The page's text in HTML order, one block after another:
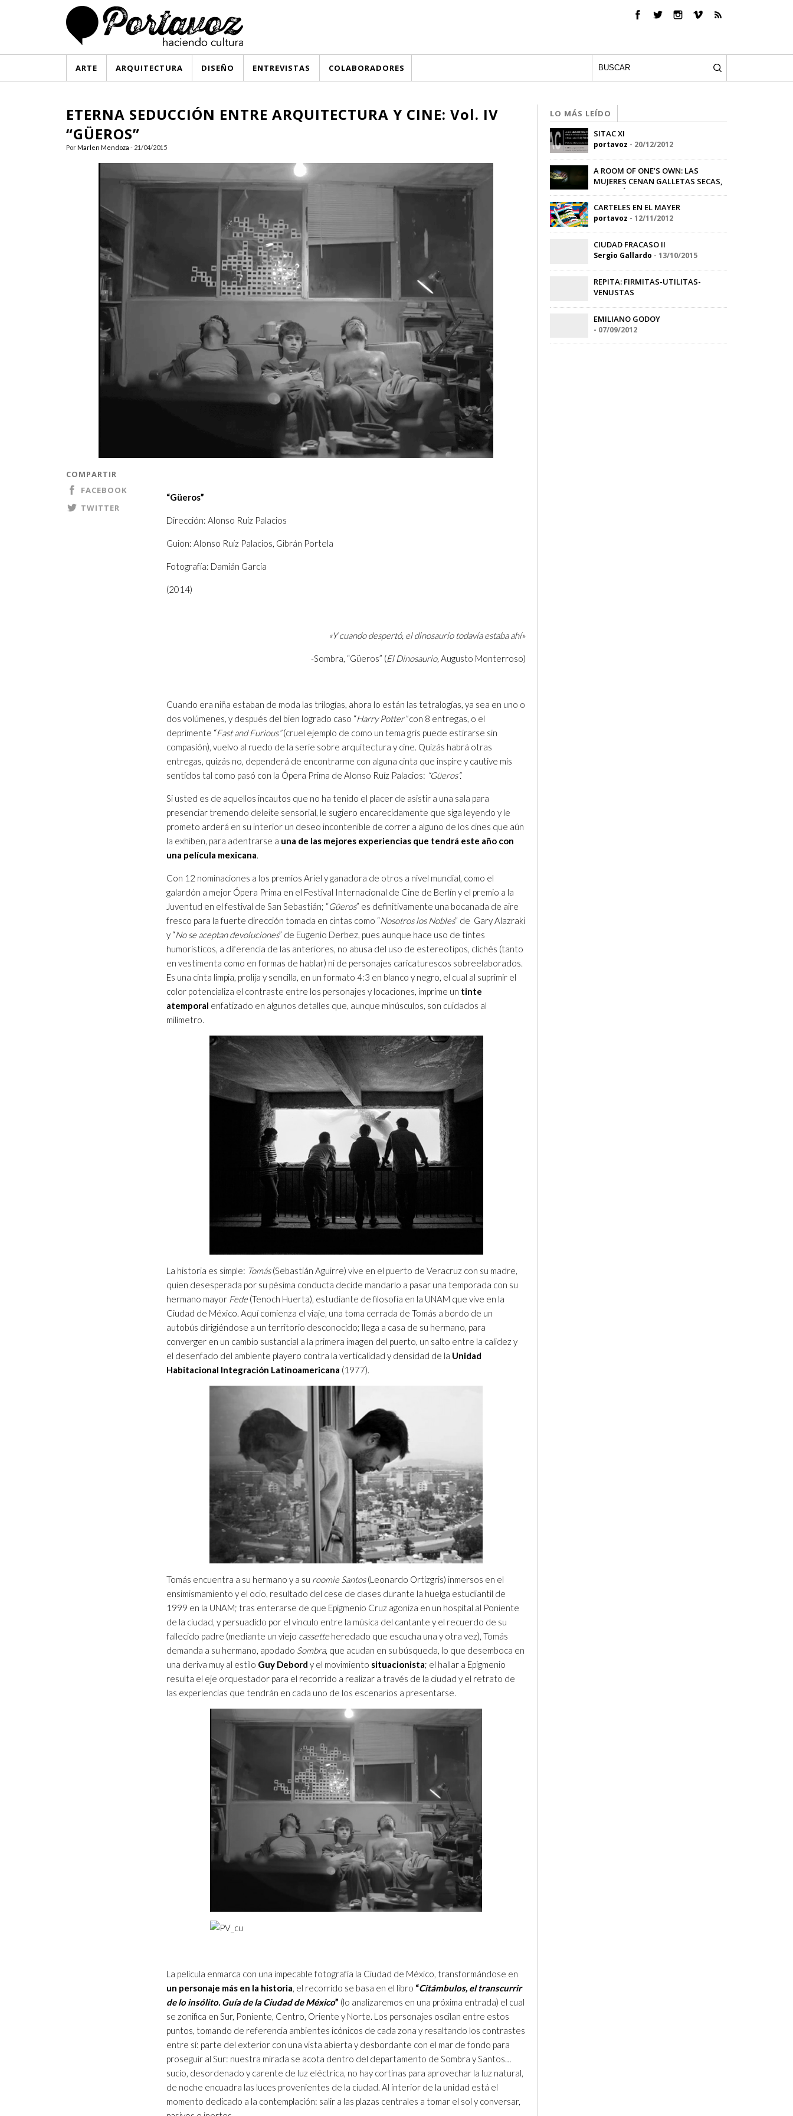
ARTE ARQUITECTURA DISEÑO ENTREVISTAS COLABORADORES
ETERNA SEDUCCIÓN ENTRE ARQUITECTURA Y CINE: Vol. IV
“GÜEROS”
PorMarlen Mendoza - 21/04/2015
COMPARTIR
FACEBOOK
TWITTER
“Güeros”
Dirección: Alonso Ruíz Palacios
Guion: Alonso Ruíz Palacios, Gibrán Portela
Fotografía: Damián García
(2014)
«Y cuando despertó, el dinosaurio todavía estaba ahí»
-Sombra, “Güeros” (El Dinosaurio, Augusto Monterroso)
Cuando era niña estaban de moda las trilogías, ahora lo están las tetralogías, ya sea en uno o
dos volúmenes, y después del bien logrado caso “Harry Potter”con 8 entregas, o el
deprimente “Fast and Furious”(cruel ejemplo de como un tema gris puede estirarse sin
compasión), vuelvo al ruedo de la serie sobre arquitectura y cine. Quizás habrá otras
entregas, quizás no, dependerá de encontrarme con alguna cinta que inspire y cautive mis
sentidos tal como pasó con la Ópera Prima de Alonso Ruíz Palacios: “Güeros”.
Si usted es de aquellos incautos que no ha tenido el placer de asistir a una sala para
presenciar tremendo deleite sensorial, le sugiero encarecidamente que siga leyendo y le
prometo arderá en su interior un deseo incontenible de correr a alguno de los cines que aún
la exhiben, para adentrarse a una de las mejores experiencias que tendrá este año con
una película mexicana.
Con 12 nominaciones a los premios Ariel y ganadora de otros a nivel mundial, como el
galardón a mejor Ópera Prima en el Festival Internacional de Cine de Berlín y el premio a la
Juventud en el festival de San Sebastián; “Güeros” es definitivamente una bocanada de aire
fresco para la fuerte dirección tomada en cintas como “Nosotros los Nobles” de Gary Alazraki
y “No se aceptan devoluciones” de Eugenio Derbez, pues aunque hace uso de tintes
humorísticos, a diferencia de las anteriores, no abusa del uso de estereotipos, clichés (tanto
en vestimenta como en formas de hablar) ni de personajes caricaturescos sobreelaborados.
Es una cinta limpia, prolija y sencilla, en un formato 4:3 en blanco y negro, el cual al suprimir el
color potencializa el contraste entre los personajes y locaciones, imprime un tinte
atemporal enfatizado en algunos detalles que, aunque minúsculos, son cuidados al
milímetro.
La historia es simple: Tomás(Sebastián Aguirre) vive en el puerto de Veracruz con su madre,
quien desesperada por su pésima conducta decide mandarlo a pasar una temporada con su
hermano mayor Fede(Tenoch Huerta), estudiante de filosofía en la UNAM que vive en la
Ciudad de México. Aquí comienza el viaje, una toma cerrada de Tomás a bordo de un
autobús dirigiéndose a un territorio desconocido; llega a casa de su hermano, para
converger en un cambio sustancial a la primera imagen del puerto, un salto entre la calidez y
el desenfado del ambiente playero contra la verticalidad y densidad de la Unidad
Habitacional Integración Latinoamericana (1977).
Tomás encuentra a su hermano y a su roomie Santos(Leonardo Ortízgris) inmersos en el
ensimismamiento y el ocio, resultado del cese de clases durante la huelga estudiantil de
1999 en la UNAM; tras enterarse de que Epigmenio Cruz agoniza en un hospital al Poniente
de la ciudad, y persuadido por el vínculo entre la música del cantante y el recuerdo de su
fallecido padre (mediante un viejo cassetteheredado que escucha una y otra vez), Tomás
demanda a su hermano, apodado Sombra, que acudan en su búsqueda, lo que desemboca en
una deriva muy al estilo Guy Debord y el movimiento situacionista; el hallar a Epigmenio
resulta el eje orquestador para el recorrido a realizar a través de la ciudad y el retrato de
las experiencias que tendrán en cada uno de los escenarios a presentarse.
La película enmarca con una impecable fotografía la Ciudad de México, transformándose en
un personaje más en la historia, el recorrido se basa en el libro “Citámbulos, el transcurrir
de lo insólito. Guía de la Ciudad de México” (lo analizaremos en una próxima entrada) el cual
se zonifica en Sur, Poniente, Centro, Oriente y Norte. Los personajes oscilan entre estos
puntos, tomando de referencia ambientes icónicos de cada zona y resaltando los contrastes
entre sí: parte del exterior con una vista abierta y desbordante con el mar de fondo para
proseguir al Sur: nuestra mirada se acota dentro del departamento de Sombra y Santos…
sucio, desordenado y carente de luz eléctrica, no hay cortinas para aprovechar la luz natural,
de noche encuadra las luces provenientes de la ciudad. Al interior de la unidad está el
momento dedicado a la contemplación: salir a las plazas centrales a tomar el sol y conversar,
LO MÁS LEÍDO
SITAC XI
portavoz - 20/12/2012
A ROOM OF ONE’S OWN: LAS
MUJERES CENAN GALLETAS SECAS,
NO PUDÍN
Sandra Sánchez -08/06/2015
CARTELES EN EL MAYER
portavoz - 12/11/2012
CIUDAD FRACASO II
Sergio Gallardo - 13/10/2015
REPITA: FIRMITAS-UTILITAS-
VENUSTAS
EMILIANO GODOY
- 07/09/2012